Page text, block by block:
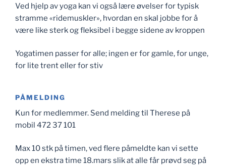
Ved hjelp av yoga kan vi også lære øvelser for typisk
stramme «ridemuskler», hvordan en skal jobbe for å
være like sterk og fleksibel i begge sidene av kroppen
Yogatimen passer for alle; ingen er for gamle, for unge,
for lite trent eller for stiv
PÅMELDING
Kun for medlemmer. Send melding til Therese på
mobil 472 37 101
Max 10 stk på timen, ved flere påmeldte kan vi sette
opp en ekstra time 18.mars slik at alle får prøvd seg på